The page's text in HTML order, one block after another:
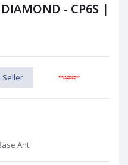
- CP6S |
Seller
Ant